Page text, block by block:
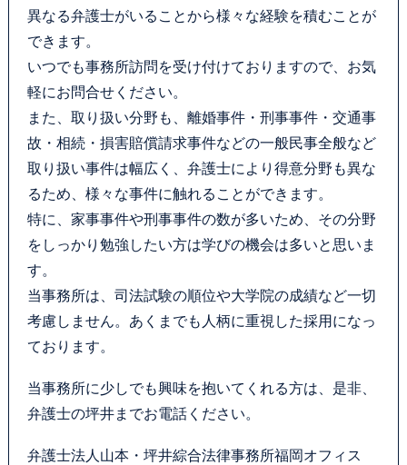
リモート相談
お知らせ
弁護士ブログ
サマークラーク・ウィンタークラーク募集
お問い合わせフォーム
プライバシーポリシー
お電話はこちらから
異なる弁護士がいることから様々な経験を積むことが
できます。
いつでも事務所訪問を受け付けておりますので、お気
軽にお問合せください。
また、取り扱い分野も、離婚事件・刑事事件・交通事
故・相続・損害賠償請求事件などの一般民事全般など
取り扱い事件は幅広く、弁護士により得意分野も異な
るため、様々な事件に触れることができます。
特に、家事事件や刑事事件の数が多いため、その分野
をしっかり勉強したい方は学びの機会は多いと思いま
す。
当事務所は、司法試験の順位や大学院の成績など一切
考慮しません。あくまでも人柄に重視した採用になっ
ております。
当事務所に少しでも興味を抱いてくれる方は、是非、
弁護士の坪井までお電話ください。
弁護士法人山本・坪井綜合法律事務所福岡オフィス